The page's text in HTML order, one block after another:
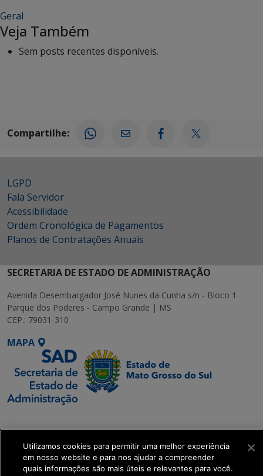
Geral
Veja Também
Sem posts recentes disponíveis.
Compartilhe:
LGPD
Fala Servidor
Acessibilidade
Ordem Cronológica de Pagamentos
Planos de Contratações Anuais
SECRETARIA DE ESTADO DE ADMINISTRAÇÃO
Avenida Desembargador José Nunes da Cunha s/n - Bloco 1
Parque dos Poderes - Campo Grande | MS
CEP.: 79031-310
MAPA
Executiva de
Transformação Digital
Utilizamos cookies para permitir uma melhor experiência
em nosso website e para nos ajudar a compreender
quais informações são mais úteis e relevantes para você.